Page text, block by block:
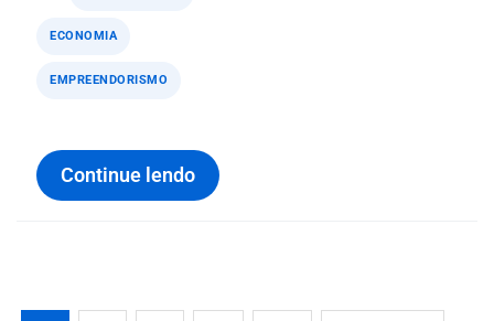
ECONOMIA
EMPREENDORISMO
Continue lendo